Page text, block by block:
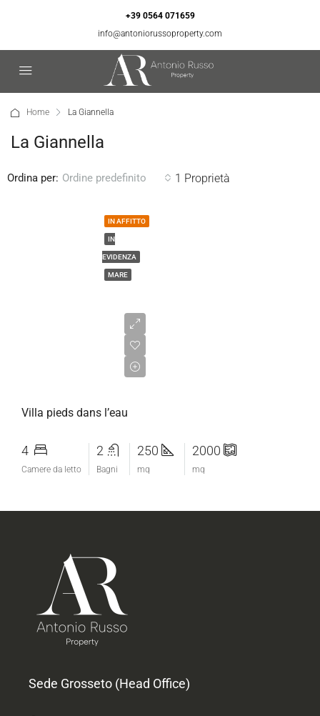
+39 0564 071659
info@antoniorussoproperty.com
Home La Giannella
La Giannella
1 Proprietà
Ordina per: Ordine predefinito
IN AFFITTO
IN
EVIDENZA
MARE
Villa pieds dans l’eau
4
Camere da letto
2
Bagni
250
mq
2000
mq
Sede Grosseto (Head Office)